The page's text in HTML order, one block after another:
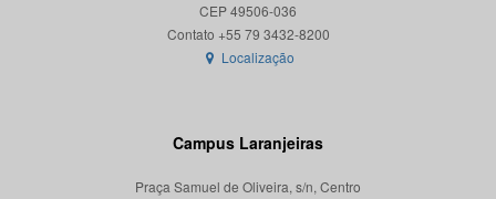
CEP 49506-036
Localização
Campus Laranjeiras
Praça Samuel de Oliveira, s/n, Centro